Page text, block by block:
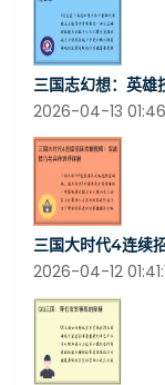
三国志幻想：英雄
2026-04-13
三国大时代4连续
2026-04-12